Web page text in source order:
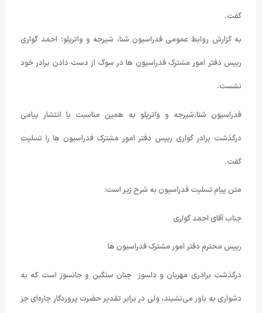
گفت.
به گزارش روابط عمومی فدراسیون شنا، شیرجه و واترپلو؛ احمد گواری
رییس دفتر امور مشترک فدراسیون ها در سوگ از دست دادن برادر خود
نشست.
فدراسیون شنا،شیرجه و واترپلو به همین مناسبت با انتشار پیامی
درگذشت برادر گواری رییس دفتر امور مشترک فدراسیون ها را تسلیت
گفت.
متن پیام تسلیت فدراسیون به شرح زیر است:
جناب آقای احمد گواری
رییس محترم دفتر امور مشترک فدراسیون ها
درگذشت برادری مهربان و دلسوز چنان سنگین و جانسوز است که به
دشواری به باور می‌نشیند، ولی در برابر تقدیر حضرت پروردگار چاره‌ای جز